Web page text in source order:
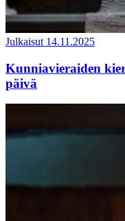
Julkaisut 14.11.2025
Kunniavieraiden
päivä